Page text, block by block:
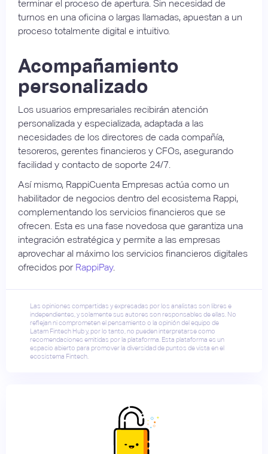
terminar el proceso de apertura. Sin necesidad de
turnos en una oficina o largas llamadas, apuestan a un
proceso totalmente digital e intuitivo.
Acompañamiento
personalizado
Los usuarios empresariales recibirán atención
personalizada y especializada, adaptada a las
necesidades de los directores de cada compañía,
tesoreros, gerentes financieros y CFOs, asegurando
facilidad y contacto de soporte 24/7.
Así mismo, RappiCuenta Empresas actúa como un
habilitador de negocios dentro del ecosistema Rappi,
complementando los servicios financieros que se
ofrecen. Esta es una fase novedosa que garantiza una
integración estratégica y permite a las empresas
aprovechar al máximo los servicios financieros digitales
ofrecidos por RappiPay.
Las opiniones compartidas y expresadas por los analistas son libres e
independientes, y solamente sus autores son responsables de ellas. No
reflejan ni comprometen el pensamiento o la opinión del equipo de
Latam Fintech Hub y, por lo tanto, no pueden interpretarse como
recomendaciones emitidas por la plataforma. Esta plataforma es un
espacio abierto para promover la diversidad de puntos de vista en el
ecosistema Fintech.